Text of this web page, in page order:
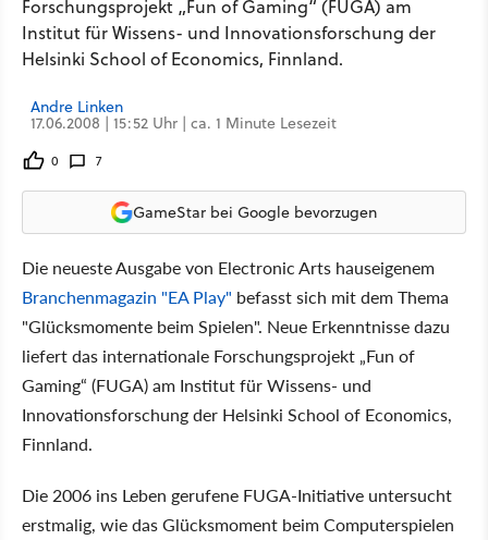
Forschungsprojekt „Fun of Gaming“ (FUGA) am
Institut für Wissens- und Innovationsforschung der
Helsinki School of Economics, Finnland.
Andre Linken
17.06.2008 | 15:52 Uhr | ca. 1 Minute Lesezeit
0 7
GameStar bei Google bevorzugen
Die neueste Ausgabe von Electronic Arts hauseigenem
Branchenmagazin "EA Play" befasst sich mit dem Thema
"Glücksmomente beim Spielen". Neue Erkenntnisse dazu
liefert das internationale Forschungsprojekt „Fun of
Gaming“ (FUGA) am Institut für Wissens- und
Innovationsforschung der Helsinki School of Economics,
Finnland.
Die 2006 ins Leben gerufene FUGA-Initiative untersucht
erstmalig, wie das Glücksmoment beim Computerspielen